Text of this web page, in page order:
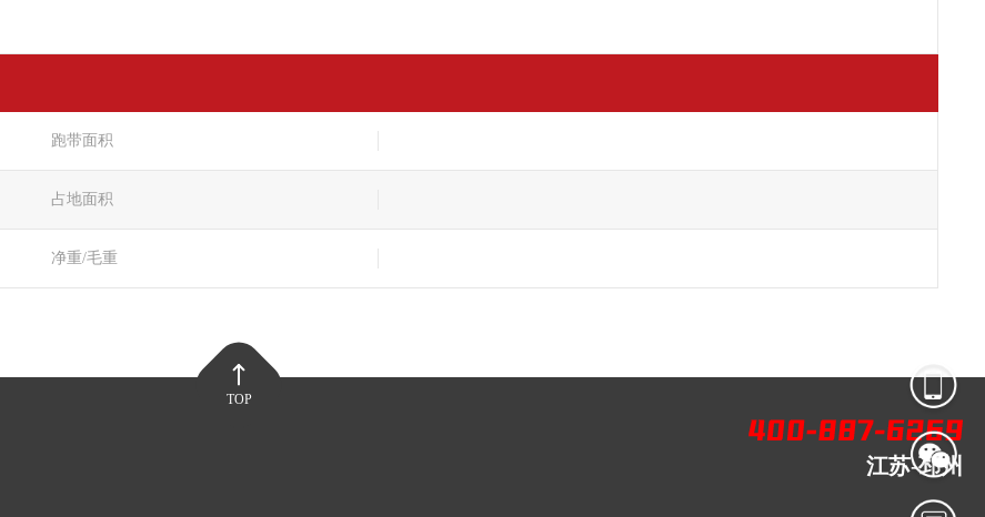
跑带面积
占地面积
净重/毛重
TOP
江苏-邳州